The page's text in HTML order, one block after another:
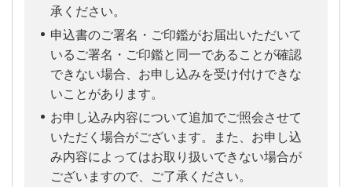
承ください。
申込書のご署名・ご印鑑がお届出いただいて
いるご署名・ご印鑑と同一であることが確認
できない場合、お申し込みを受け付けできな
いことがあります。
お申し込み内容について追加でご照会させて
いただく場合がございます。また、お申し込
み内容によってはお取り扱いできない場合が
ございますので、ご了承ください。